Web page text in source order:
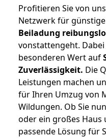
Profitieren Sie von
Netzwerk für
Beiladung
vonstattengeht.
besonderen Wert auf
Zuverlässigkeit. Die
Leistungen machen
für Ihren Umzug von
Wildungen. Ob Sie
oder ein großes Haus
passende Lösung für